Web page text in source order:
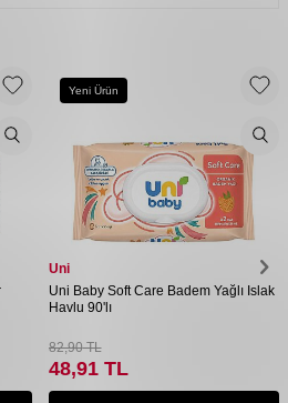
Yeni Ürün
Uni
Uni Baby Soft Care Badem Yağlı Islak
Havlu 90'lı
82,90TL
48,91TL